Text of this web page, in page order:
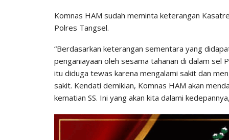
Komnas HAM sudah meminta keterangan
Polres Tangsel.
“Berdasarkan keterangan sementara yang
penganiayaan oleh sesama tahanan di dalam sel
itu diduga tewas karena mengalami sakit dan
sakit. Kendati demikian, Komnas HAM akan
kematian SS. Ini yang akan kita dalami